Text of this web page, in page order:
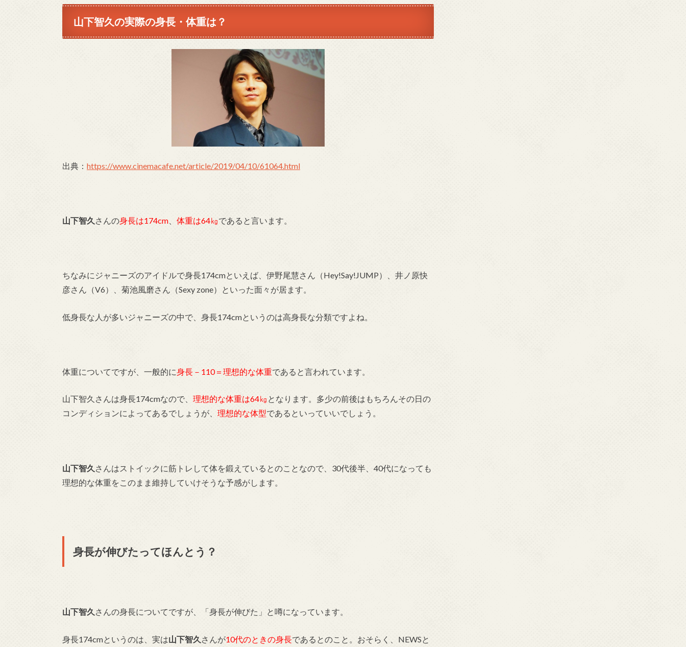
山下智久の実際の身長・体重は？
出典： https://www.cinemacafe.net/article/2019/04/10/61064.html
山下智久 さんの身長は174cm 体重は64㎏であると言います。
ちなみにジャニーズのアイドルで身長174cmといえば、伊野尾慧さん（Hey!Say!JUMP）、井ノ原快
彦さん（V6）、菊池風磨さん（Sexy zone）といった面々が居ます。
低身長な人が多いジャニーズの中で、身長174cmというのは高身長な分類ですよね。
体重についてですが、一般的に身長－110＝理想的な体重であると言われています。
山下智久さんは身長174cmなので、 理想的な体重は64㎏ となります。多少の前後はもちろんその日の
コンディションによってあるでしょうが、 理想的な体型であるといっていいでしょう。
山下智久 さんはストイックに筋トレして体を鍛えているとのことなので、30代後半、40代になっても
理想的な体重をこのまま維持していけそうな予感がします。
身長が伸びたってほんとう？
山下智久 さんの身長についてですが、「身長が伸びた」と噂になっています。
身長174cmというのは、実は山下智久 さんが10代のときの身長であるとのこと。おそらく、NEWSと